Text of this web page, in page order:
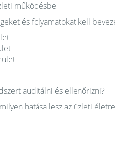
működésbe
és folyamatokat kell
auditálni és ellenőrizni?
hatása lesz az üzleti